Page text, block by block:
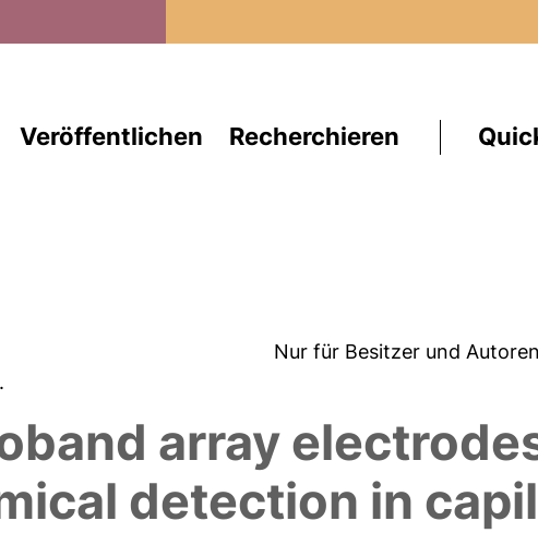
Veröffentlichen Recherchieren
Nur für Besitzer und
array
detection in